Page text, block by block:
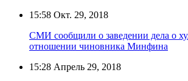
15:58 Окт. 29, 2018
СМИ сообщили о заведении дела о
отношении чиновника Минфина
15:28 Апрель 29, 2018